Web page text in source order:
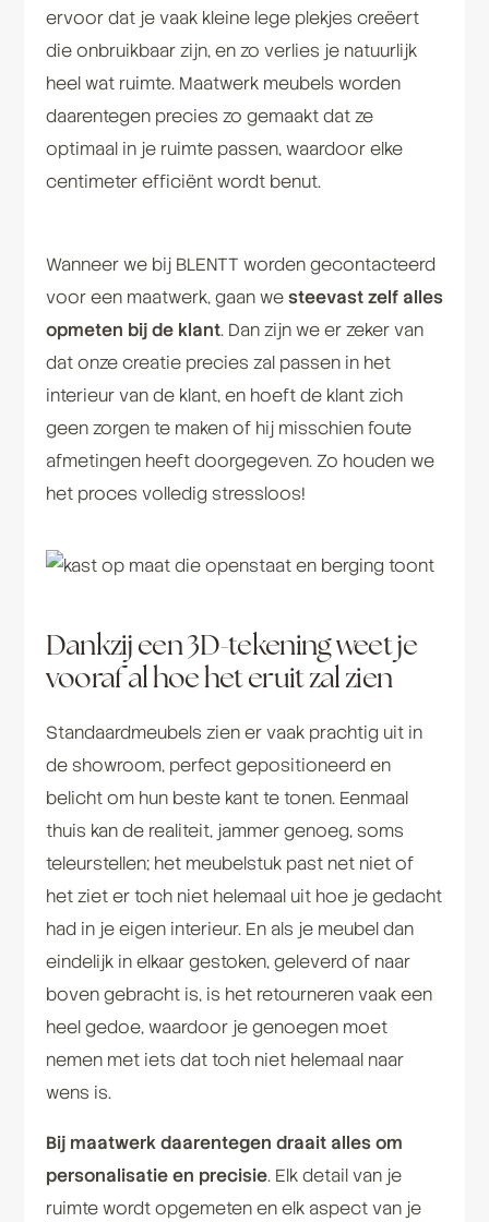
ervoor dat je vaak kleine lege plekjes creëert
die onbruikbaar zijn, en zo verlies je natuurlijk
heel wat ruimte. Maatwerk meubels worden
daarentegen precies zo gemaakt dat ze
optimaal in je ruimte passen, waardoor elke
centimeter efficiënt wordt benut.
Wanneer we bij BLENTT worden gecontacteerd
voor een maatwerk, gaan westeevast zelf alles
opmeten bij de klant. Dan zijn we er zeker van
dat onze creatie precies zal passen in het
interieur van de klant, en hoeft de klant zich
geen zorgen te maken of hij misschien foute
afmetingen heeft doorgegeven. Zo houden we
het proces volledig stressloos!
Dankzij een 3D-tekening weet je
vooraf al hoe het eruit zal zien
Standaardmeubels zien er vaak prachtig uit in
de showroom, perfect gepositioneerd en
belicht om hun beste kant te tonen. Eenmaal
thuis kan de realiteit, jammer genoeg, soms
teleurstellen; het meubelstuk past net niet of
het ziet er toch niet helemaal uit hoe je gedacht
had in je eigen interieur. En als je meubel dan
eindelijk in elkaar gestoken, geleverd of naar
boven gebracht is, is het retourneren vaak een
heel gedoe, waardoor je genoegen moet
nemen met iets dat toch niet helemaal naar
wens is.
Bij maatwerk daarentegen draait alles om
personalisatie en precisie. Elk detail van je
ruimte wordt opgemeten en elk aspect van je